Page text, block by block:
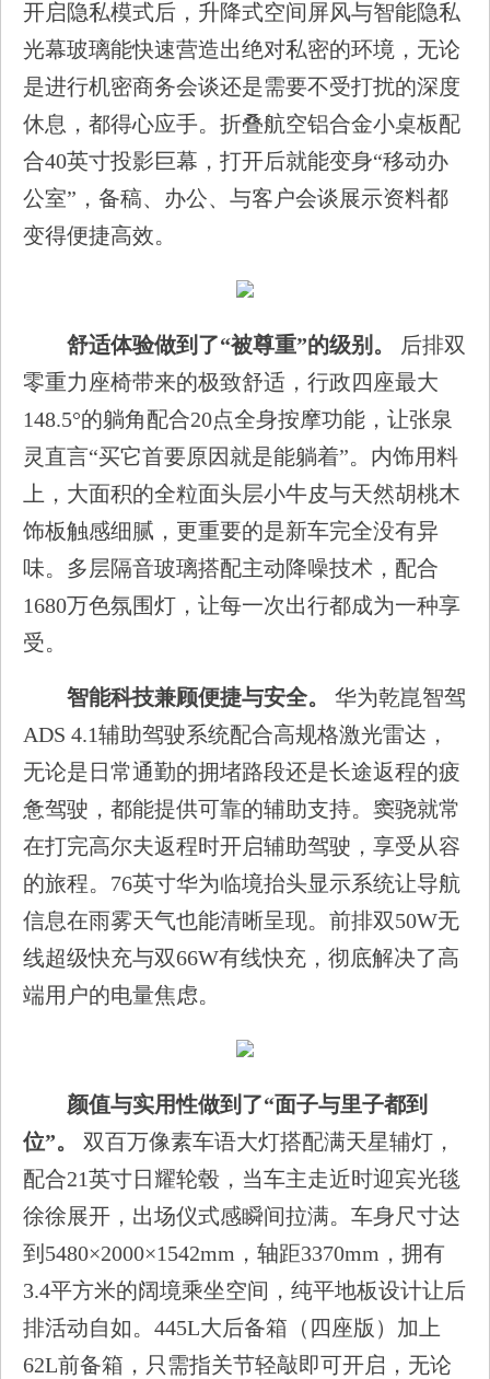
开启隐私模式后，升降式空间屏风与智能隐私
光幕玻璃能快速营造出绝对私密的环境，无论
是进行机密商务会谈还是需要不受打扰的深度
休息，都得心应手。折叠航空铝合金小桌板配
合40英寸投影巨幕，打开后就能变身“移动办
公室”，备稿、办公、与客户会谈展示资料都
变得便捷高效。
舒适体验做到了“被尊重”的级别。
后排双
零重力座椅带来的极致舒适，行政四座最大
148.5°的躺角配合20点全身按摩功能，让张泉
灵直言“买它首要原因就是能躺着”。内饰用料
上，大面积的全粒面头层小牛皮与天然胡桃木
饰板触感细腻，更重要的是新车完全没有异
味。多层隔音玻璃搭配主动降噪技术，配合
1680万色氛围灯，让每一次出行都成为一种享
受。
智能科技兼顾便捷与安全。
华为乾崑智驾
ADS 4.1辅助驾驶系统配合高规格激光雷达，
无论是日常通勤的拥堵路段还是长途返程的疲
惫驾驶，都能提供可靠的辅助支持。窦骁就常
在打完高尔夫返程时开启辅助驾驶，享受从容
的旅程。76英寸华为临境抬头显示系统让导航
信息在雨雾天气也能清晰呈现。前排双50W无
线超级快充与双66W有线快充，彻底解决了高
端用户的电量焦虑。
颜值与实用性做到了“面子与里子都到
位”。
双百万像素车语大灯搭配满天星辅灯，
配合21英寸日耀轮毂，当车主走近时迎宾光毯
徐徐展开，出场仪式感瞬间拉满。车身尺寸达
到5480×2000×1542mm，轴距3370mm，拥有
3.4平方米的阔境乘坐空间，纯平地板设计让后
排活动自如。445L大后备箱（四座版）加上
62L前备箱，只需指关节轻敲即可开启，无论